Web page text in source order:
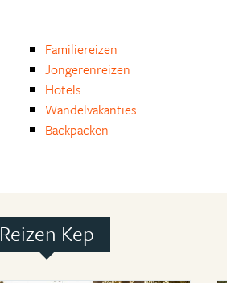
Familiereizen
Jongerenreizen
Hotels
Wandelvakanties
Backpacken
Reizen Kep